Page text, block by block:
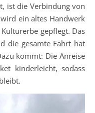
ist die Verbindung von
ein altes Handwerk
gepflegt. Das
die gesamte Fahrt hat
kommt: Die Anreise
kinderleicht, sodass